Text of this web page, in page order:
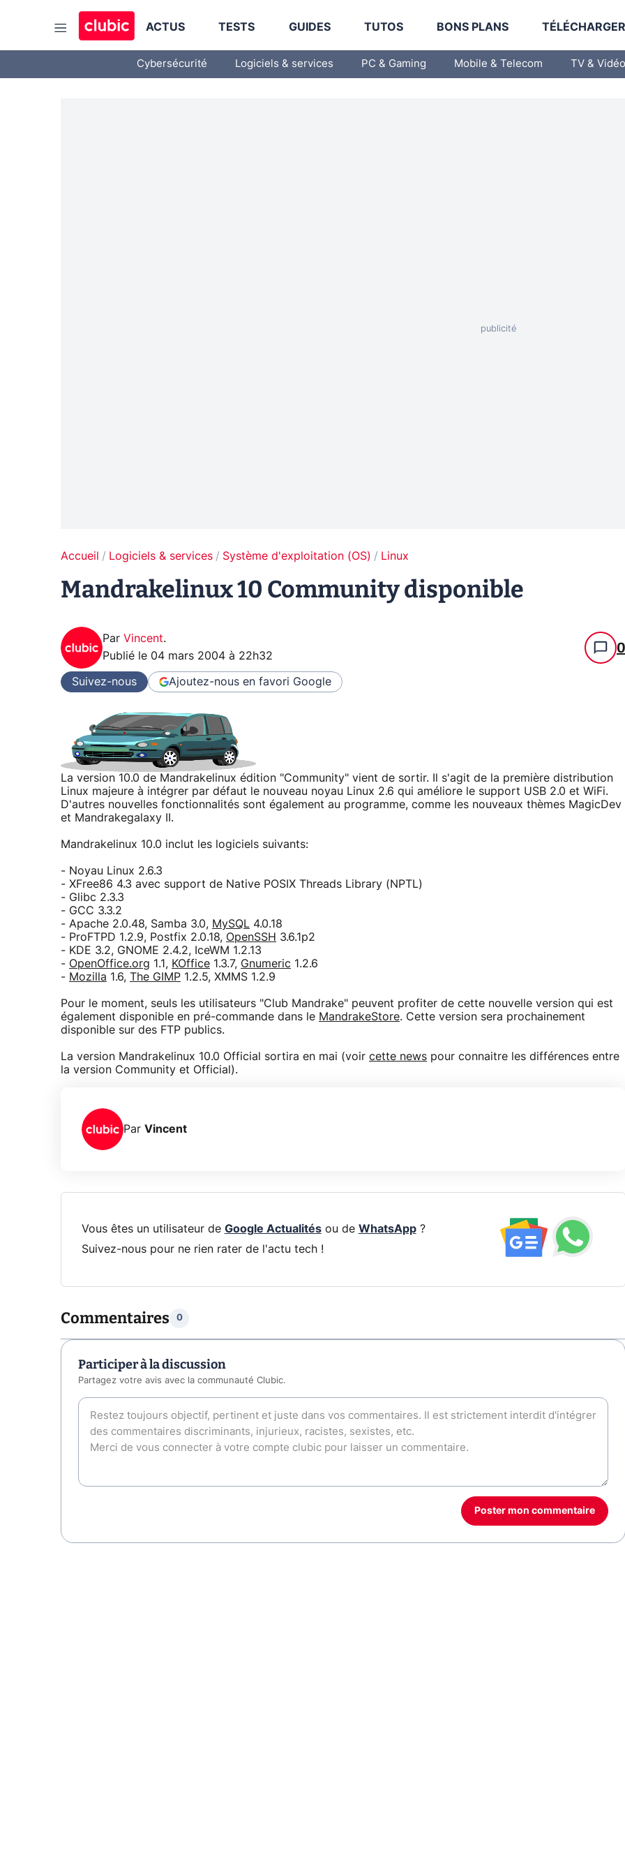
ACTUS TESTS GUIDES TUTOS BONS PLANS
Cybersécurité Logiciels & services PC & Gaming Mobile & Telecom TV & Vidéo
Accueil Logiciels & services Système d'exploitation (OS) Linux
Mandrakelinux 10 Community disponible
Par Vincent.
Publié le 04 mars 2004 à 22h32 0
Suivez-nous Ajoutez-nous en favori Google
La version 10.0 de Mandrakelinux édition "Community" vient de sortir. Il s'agit de la première distribution
Linux majeure à intégrer par défaut le nouveau noyau Linux 2.6 qui améliore le support USB 2.0 et WiFi.
D'autres nouvelles fonctionnalités sont également au programme, comme les nouveaux thèmes MagicDev
et Mandrakegalaxy II.
Mandrakelinux 10.0 inclut les logiciels suivants:
- Noyau Linux 2.6.3
- XFree86 4.3 avec support de Native POSIX Threads Library (NPTL)
- Glibc 2.3.3
- GCC 3.3.2
- Apache 2.0.48, Samba 3.0, MySQL 4.0.18
- ProFTPD 1.2.9, Postfix 2.0.18, OpenSSH 3.6.1p2
- KDE 3.2, GNOME 2.4.2, IceWM 1.2.13
- OpenOffice.org 1.1, KOffice 1.3.7, Gnumeric 1.2.6
- Mozilla 1.6, The GIMP 1.2.5, XMMS 1.2.9
Pour le moment, seuls les utilisateurs "Club Mandrake" peuvent profiter de cette nouvelle version qui est
également disponible en pré-commande dans le MandrakeStore. Cette version sera prochainement
disponible sur des FTP publics.
La version Mandrakelinux 10.0 Official sortira en mai (voir cette news pour connaitre les différences entre
la version Community et Official).
Par Vincent
Vous êtes un utilisateur de Google Actualitésou de WhatsApp?
Suivez-nous pour ne rien rater de l'actu tech !
Commentaires 0
Participer à la discussion
Partagez votre avis avec la communauté Clubic.
Poster mon commentaire